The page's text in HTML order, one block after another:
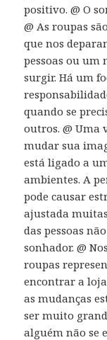
positivo. @ O
@ As roupas
que nos
pessoas ou um
surgir. Há um
quando se
outros. @ Uma
mudar sua
está ligado a
ambientes. A
pode causar
ajustada
das pessoas
sonhador. @
roupas
encontrar a
as mudanças
ser muito
alguém não se